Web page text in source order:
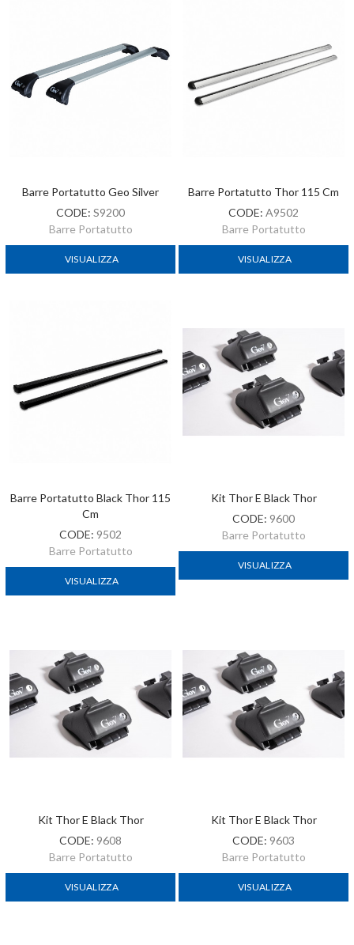
Barre Portatutto Geo Silver
CODE: S9200
Barre Portatutto
VISUALIZZA
Barre Portatutto Thor 115 Cm
CODE: A9502
Barre Portatutto
VISUALIZZA
Barre Portatutto Black Thor 115
Cm
CODE: 9502
Barre Portatutto
VISUALIZZA
Kit Thor E Black Thor
CODE: 9600
Barre Portatutto
VISUALIZZA
Kit Thor E Black Thor
CODE: 9608
Barre Portatutto
VISUALIZZA
Kit Thor E Black Thor
CODE: 9603
Barre Portatutto
VISUALIZZA